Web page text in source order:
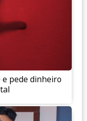
pede dinheiro